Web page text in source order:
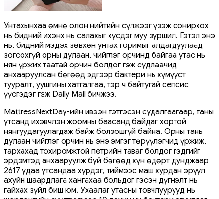
Унтахынхаа өмнө олон нийтийн сүлжээг үзэж сонирхох
нь бидний ихэнх нь салахыг хүсдэг муу зуршил. Гэтэл энэ
нь, бидний мэдэх зөвхөн унтах горимыг алдагдуулаад
зогсохгүй орны дулаан, чийглэг орчинд байгаа утас нь
нян үржих таатай орчин болдог гэж судлаачид
анхааруулсан бөгөөд эдгээр бактери нь хүмүүст
тууралт, уушгины хатгалгаа, тэр ч байтугай сепсис
үүсгэдэг гэж Daily Mail бичжээ.
MattressNextDay-ийн ивээн тэтгэсэн судалгаагаар, таны
утсанд ихэвчлэн жоомны баасанд байдаг хортой
нянгуудагуулагдаж байж болзошгүй байна. Орны тань
дулаан чийглэг орчин нь энэ эмгэг төрүүлэгчид үржиж,
тархахад тохиромжтой петрийн таваг болдог гэдгийг
эрдэмтэд анхааруулж буй бөгөөд хүн өдөрт дунджаар
2617 удаа утсандаа хүрдэг, тиймээс маш хурдан эрүүл
ахуйн шаардлага хангахаа больдог гэсэн дүгнэлт нь
гайхах зүйл биш юм. Ухаалаг утасны товчлуурууд нь